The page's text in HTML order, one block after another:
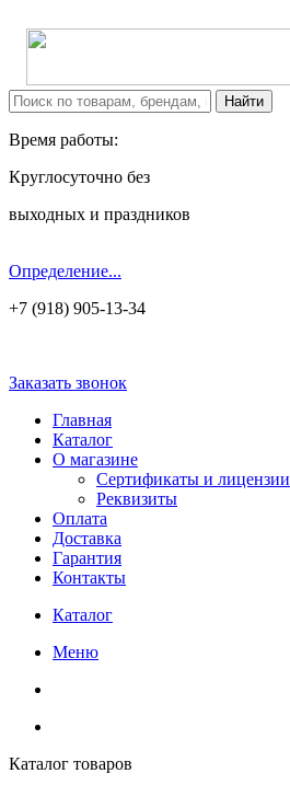
Время работы:
Круглосуточно без
выходных и праздников
Определение...
+7 (918) 905-13-34
Заказать звонок
Главная
Каталог
О магазине
Сертификаты и лицензии
Реквизиты
Оплата
Доставка
Гарантия
Контакты
Каталог
Меню
Каталог товаров